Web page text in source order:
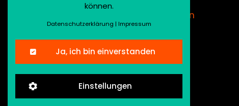
Newsletter anmelden
können.
Datenschutzerklärung | Impressum
Ja, ich bin einverstanden
Einstellungen